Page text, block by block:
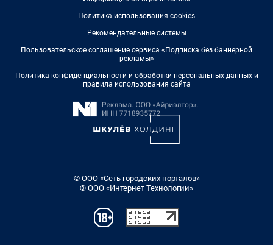
Политика использования cookies
Рекомендательные системы
Пользовательское соглашение сервиса «Подписка без баннерной
рекламы»
Политика конфиденциальности и обработки персональных данных и
правила использования сайта
© ООО «Сеть городских порталов»
© ООО «Интернет Технологии»